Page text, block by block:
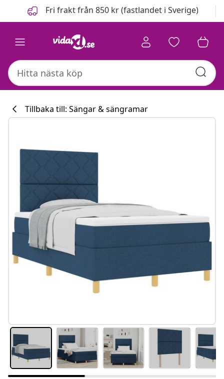
FöregåendeFri frakt från 850 kr (fastlandet i Sverige)
Tillbaka till: Sängar & sängramar